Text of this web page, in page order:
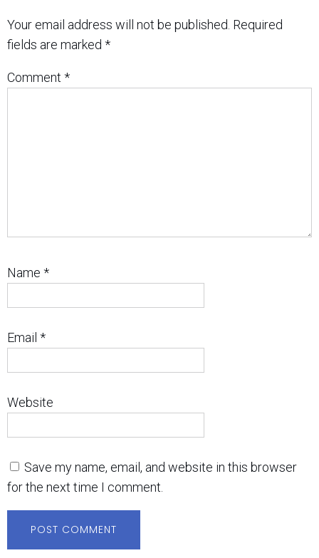
Your email address will not be published. Required
fields are marked *
Comment *
Name *
Email *
Website
Save my name, email, and website in this browser
for the next time I comment.